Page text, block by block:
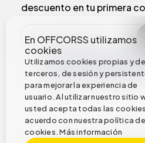
En OFFCORSS utilizamos
cookies
Utilizamos cookies propias y de
terceros, de sesión y
para mejorar la experiencia de
usuario. Al utilizar nuestro sitio
usted acepta todas las
acuerdo con nuestra política de
cookies.Más información
descuento en tu primera